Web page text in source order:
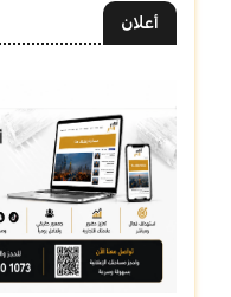
أعلان